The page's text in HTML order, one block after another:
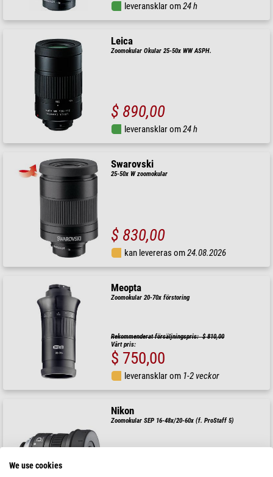
leveransklar om24 h
Leica
Zoomokular Okular 25-50x WW ASPH.
$ 890,00
leveransklar om24 h
Swarovski
25-50x W zoomokular
$ 830,00
kan levereras om24.08.2026
Meopta
Zoomokular 20-70x förstoring
Rekommenderat försäljningspris: $ 810,00
Vårt pris:
$ 750,00
leveransklar om 1-2 veckor
Nikon
Zoomokular SEP 16-48x/20-60x (f. ProStaff 5)
We use cookies